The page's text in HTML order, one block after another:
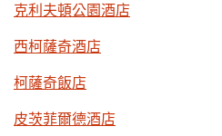
克利夫頓公園酒店
西柯薩奇酒店
柯薩奇飯店
皮茨菲爾德酒店